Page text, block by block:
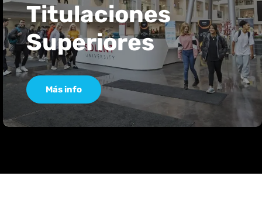
Titulaciones
Superiores
Más info